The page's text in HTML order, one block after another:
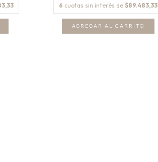
6 cuotas sin interés de $89.483,33